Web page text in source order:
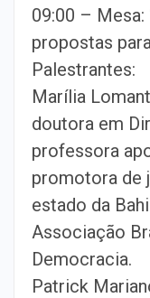
09:00 –
propostas
Palestrantes:
Marília
doutora em
professora
promotora de
estado da
Associação
Democracia.
Patrick